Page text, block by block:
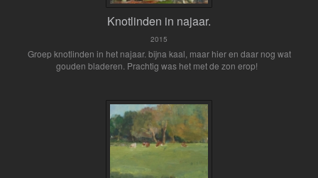
Knotlinden in najaar.
2015
Groep knotlinden in het najaar. bijna kaal, maar hier en daar nog wat
gouden bladeren. Prachtig was het met de zon erop!